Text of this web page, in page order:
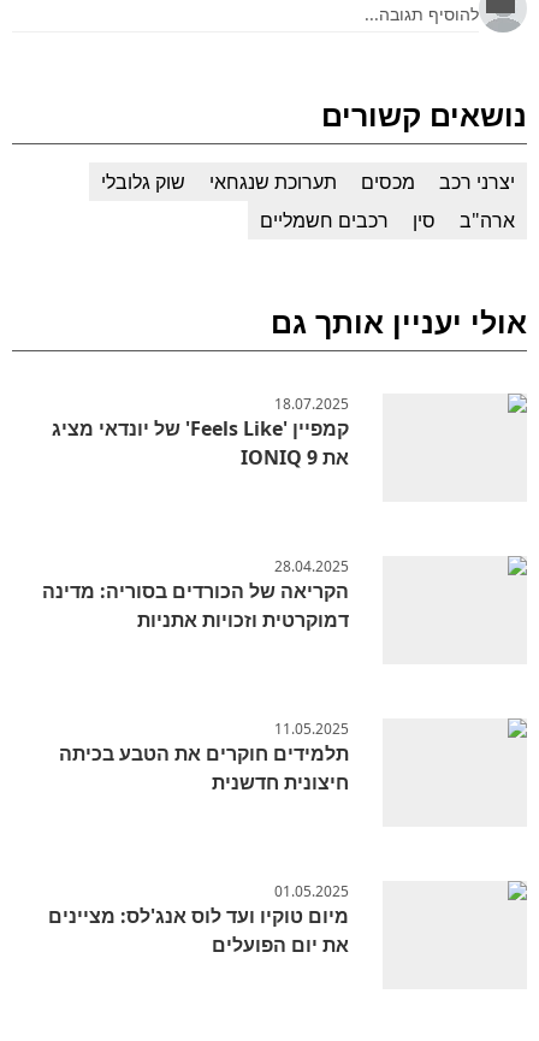
נושאים קשורים
יצרני רכב מכסים תערוכת שנגחאי
שוק גלובלי
ארה"ב
סין רכבים חשמליים
אולי יעניין אותך גם
18.07.2025
קמפיין 'Feels Like' של יונדאי מציג
את IONIQ 9
28.04.2025
הקריאה של הכורדים בסוריה: מדינה
דמוקרטית וזכויות אתניות
11.05.2025
תלמידים חוקרים את הטבע בכיתה
חיצונית חדשנית
01.05.2025
מיום טוקיו ועד לוס אנג'לס: מציינים
את יום הפועלים